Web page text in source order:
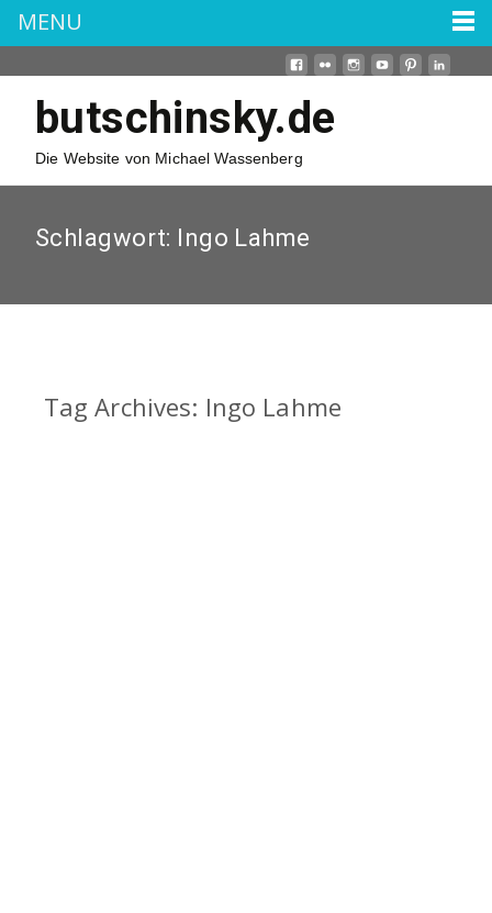
butschinsky.de
Die Website von Michael Wassenberg
Schlagwort: Ingo Lahme
Tag Archives: Ingo Lahme
MENU